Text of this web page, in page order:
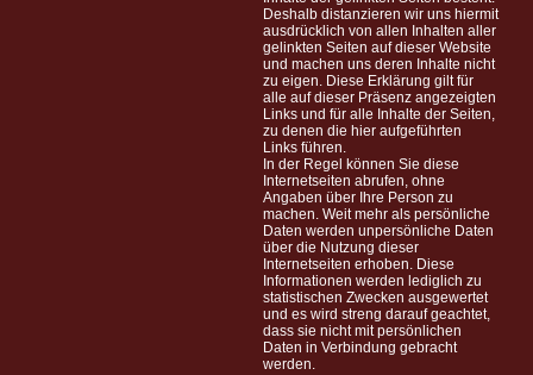
Deshalb distanzieren wir uns hiermit
ausdrücklich von allen Inhalten aller
gelinkten Seiten auf dieser Website
und machen uns deren Inhalte nicht
zu eigen. Diese Erklärung gilt für
alle auf dieser Präsenz angezeigten
Links und für alle Inhalte der Seiten,
zu denen die hier aufgeführten
Links führen.
In der Regel können Sie diese
Internetseiten abrufen, ohne
Angaben über Ihre Person zu
machen. Weit mehr als persönliche
Daten werden unpersönliche Daten
über die Nutzung dieser
Internetseiten erhoben. Diese
Informationen werden lediglich zu
statistischen Zwecken ausgewertet
und es wird streng darauf geachtet,
dass sie nicht mit persönlichen
Daten in Verbindung gebracht
werden.